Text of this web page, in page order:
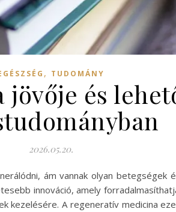
, TUDOMÁNY
jövője és
2026.05.20.
ám vannak olyan betegségek
innováció, amely
kezelésére. A regeneratív medicina